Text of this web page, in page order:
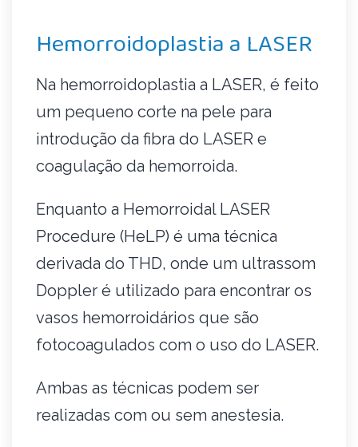
Hemorroidoplastia a LASER
Na hemorroidoplastia a LASER, é feito
um pequeno corte na pele para
introdução da fibra do LASER e
coagulação da hemorroida.
Enquanto a Hemorroidal LASER
Procedure (HeLP) é uma técnica
derivada do THD, onde um ultrassom
Doppler é utilizado para encontrar os
vasos hemorroidários que são
fotocoagulados com o uso do LASER.
Ambas as técnicas podem ser
realizadas com ou sem anestesia.